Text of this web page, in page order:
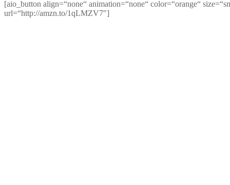
[aio_button align=“none“ animation=“none“ color=“orange“
url=“http://amzn.to/1qLMZV7″]